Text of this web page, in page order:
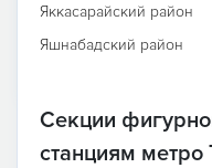
Яккасарайский район
Яшнабадский район
Секции
станциям метро